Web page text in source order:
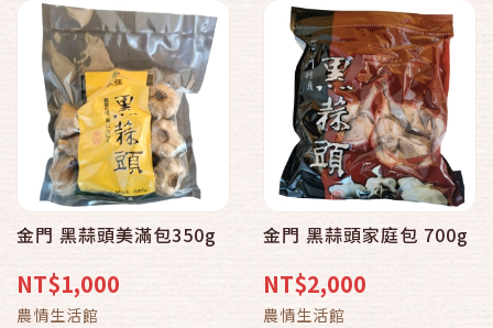
金門 黑蒜頭美滿包350g
NT$1,000
農情生活館
金門 黑蒜頭家庭包 700g
NT$2,000
農情生活館